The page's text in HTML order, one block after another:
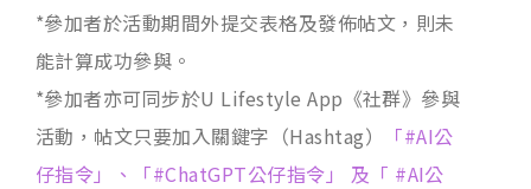
*參加者於活動期間外提交表格及發佈帖文，則未
能計算成功參與。
*參加者亦可同步於U Lifestyle App《社群》參與
活動，帖文只要加入關鍵字（Hashtag）
「#AI公
仔指令」、「#ChatGPT公仔指令」 及「 #AI公